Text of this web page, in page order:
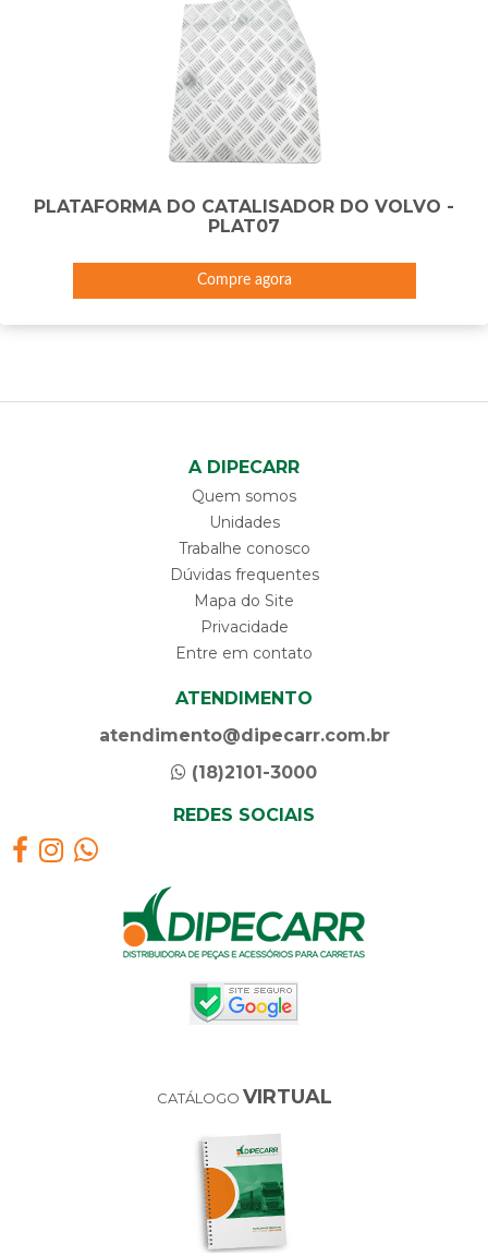
PLATAFORMA DO CATALISADOR DO VOLVO -
PLAT07
Compre agora
A DIPECARR
Quem somos
Unidades
Trabalhe conosco
Dúvidas frequentes
Mapa do Site
Privacidade
Entre em contato
ATENDIMENTO
atendimento@dipecarr.com.br
(18)2101-3000
REDES SOCIAIS
CATÁLOGO VIRTUAL